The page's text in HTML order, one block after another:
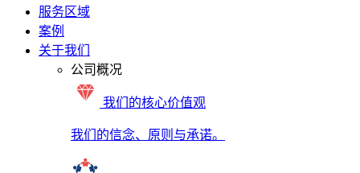
服务区域
案例
关于我们
公司概况
我们的核心价值观
我们的信念、原则与承诺。